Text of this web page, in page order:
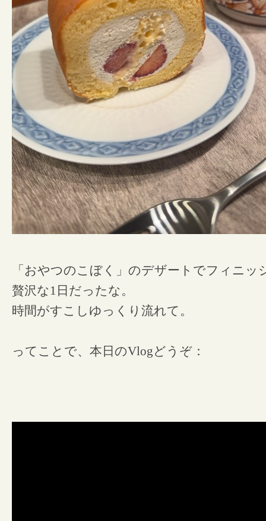
「おやつのこぼく」のデザートでフィニッ
贅沢な1日だったな。
時間がすこしゆっくり流れて。
ってことで、本日のVlogどうぞ：